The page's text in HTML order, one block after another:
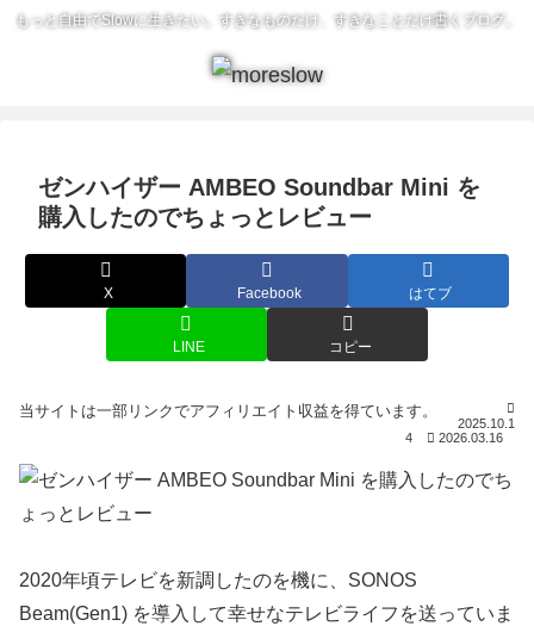
もっと自由でSlowに生きたい。すきなものだけ、すきなことだけ書くブログ。
ゼンハイザー AMBEO Soundbar Mini を
購入したのでちょっとレビュー
X Facebook はてブ
LINE コピー
2025.10.1
4
2026.03.16
2020年頃テレビを新調したのを機に、SONOS
Beam(Gen1) を導入して幸せなテレビライフを送っていま